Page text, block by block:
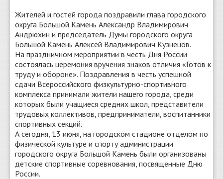
Жителей и гостей города поздравили глава городского
округа Большой Камень Александр Владимирович
Андрюхин и председатель Думы городского округа
Большой Камень Алексей Владимирович Кузнецов.
На праздничном мероприятии в честь Дня России
состоялась церемония вручения знаков отличия «Готов к
труду и обороне». Поздравления в честь успешной
сдачи Всероссийского физкультурно-спортивного
комплекса принимали жители нашего города, среди
которых были учащиеся средних школ, представители
трудовых коллективов, предприниматели, воспитанники
спортивных секций.
А сегодня, 13 июня, на городском стадионе отделом по
физической культуре и спорту администрации
городского округа Большой Камень были организованы
детские спортивные соревнования, посвященные Дню
России.